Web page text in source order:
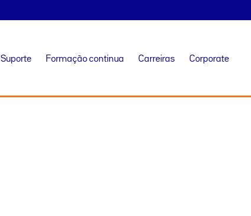
Suporte Formação continua Carreiras Corporate